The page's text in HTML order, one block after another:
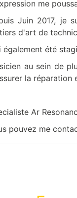
me
Juin 2017, je
d'art de
également été
au sein de
la réparation
Ar
pouvez me